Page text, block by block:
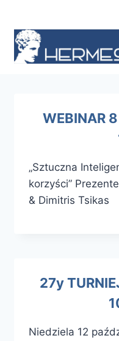
treści
WEBINAR
„Sztuczna
korzyści”
& Dimitris Tsikas
27y
Niedziela 12